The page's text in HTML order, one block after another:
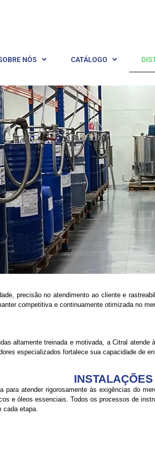
NÓS CATÁLOGO
precisão no atendimento ao cliente e
competitiva e continuamente otimizada no
altamente treinada e motivada, a Citral atende
especializados fortalece sua capacidade de
INSTALAÇÕES
para atender rigorosamente às exigências do
e óleos essenciais. Todos os processos de
cada etapa.